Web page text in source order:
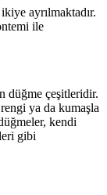
ayrılmaktadır.
ile
düğme çeşitleridir.
ya da kumaşla
kendi
gibi